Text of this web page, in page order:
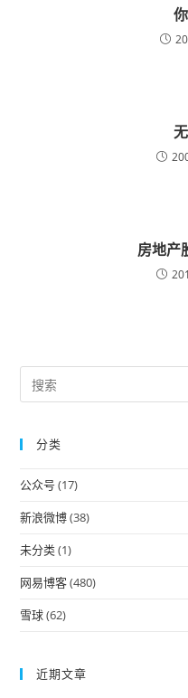
房地产
分类
公众号 (17)
新浪微博(38)
未分类(1)
网易博客(480)
雪球(62)
近期文章